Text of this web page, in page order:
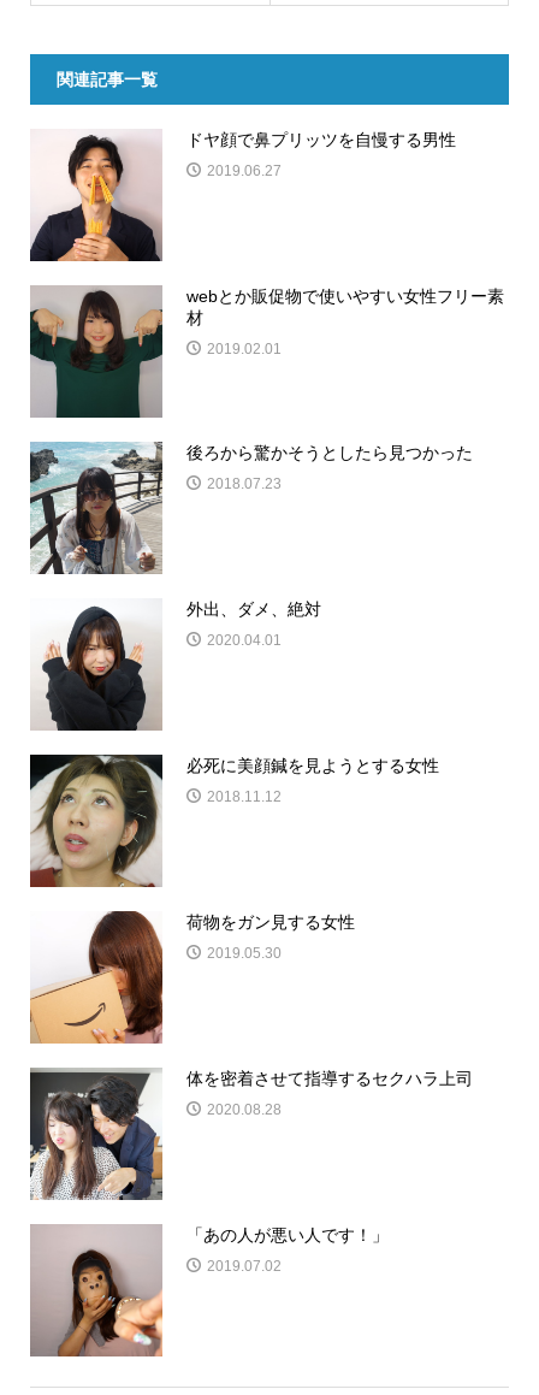
関連記事一覧
ドヤ顔で鼻プリッツを自慢する男性
2019.06.27
webとか販促物で使いやすい女性フリー素
材
2019.02.01
後ろから驚かそうとしたら見つかった
2018.07.23
外出、ダメ、絶対
2020.04.01
必死に美顔鍼を見ようとする女性
2018.11.12
荷物をガン見する女性
2019.05.30
体を密着させて指導するセクハラ上司
2020.08.28
「あの人が悪い人です！」
2019.07.02